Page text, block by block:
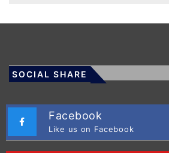
SOCIAL SHARE
Facebook
Like us on Facebook